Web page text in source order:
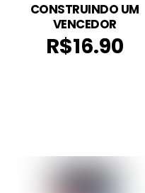
CONSTRUINDO UM
VENCEDOR
R$16.90